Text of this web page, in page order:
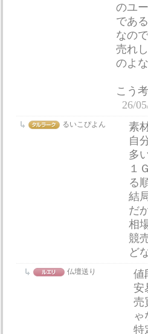
のユ
である
なの
売れ
のよ
こう
26/
るいこぴよん
素
自
多
１
る
結
だ
相
競
ど
仏壇送り
値
安
売
ゃ
特